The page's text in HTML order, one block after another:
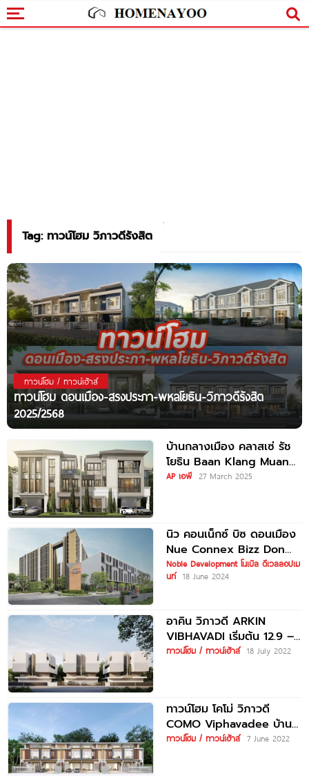
Tag: ทาวน์โฮม วิภาวดีรังสิต
ทาวน์โฮม / ทาวน์เฮ้าส์
ทาวน์โฮม ดอนเมือง-สรงประภา-พหลโยธิน-วิภาวดีรังสิต
2025/2568
บ้านกลางเมือง คลาสเซ่ รัช
โยธิน Baan Klang Muang
Classe Ratchayothin ใกล้
AP เอพี 27 March 2025
นิว คอนเน็กซ์ บิซ ดอนเมือง
Nue Connex Bizz Don
Mueang อาคารพาณิชย์
Noble Development โนเบิล ดีเวลลอปเม
นท์ 18 June 2024
อาคิน วิภาวดี ARKIN
VIBHAVADI เริ่มต้น 12.9 –
16 ล้านบาท*
ทาวน์โฮม / ทาวน์เฮ้าส์ 18 July 2022
ทาวน์โฮม โคโม่ วิภาวดี
COMO Viphavadee บ้าน
พร้อมอยู่ ตรงข้ามสนามบิน
ทาวน์โฮม / ทาวน์เฮ้าส์ 7 June 2022